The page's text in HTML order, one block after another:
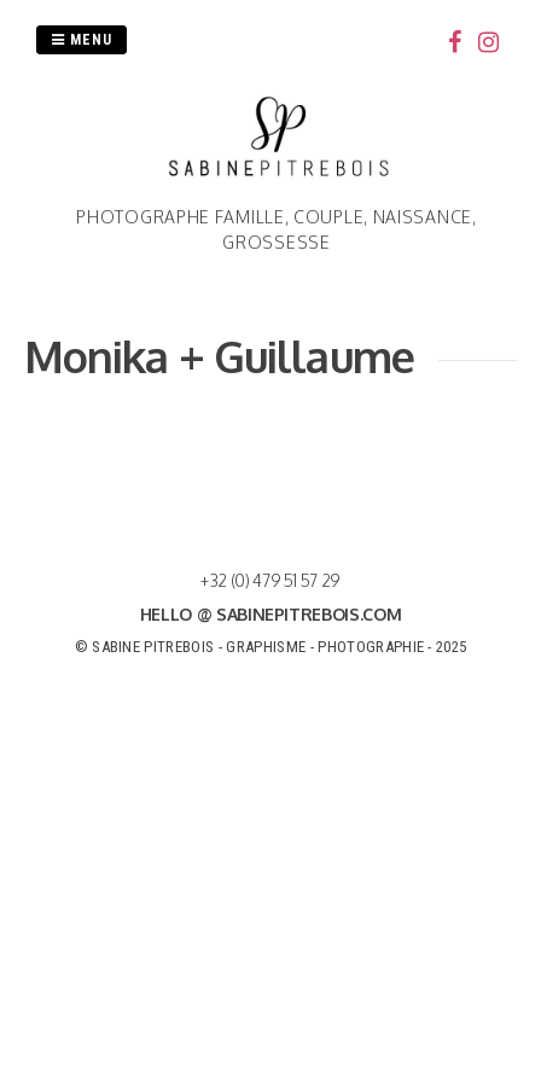
PHOTOGRAPHE FAMILLE, COUPLE, NAISSANCE,
GROSSESSE
MENU
Monika + Guillaume
+32 (0) 479 51 57 29
HELLO @ SABINEPITREBOIS.COM
© SABINE PITREBOIS - GRAPHISME - PHOTOGRAPHIE - 2025